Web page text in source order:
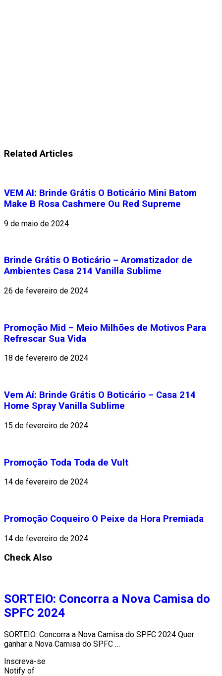
Related Articles
VEM AI: Brinde Grátis O Boticário Mini Batom
Make B Rosa Cashmere Ou Red Supreme
9 de maio de 2024
Brinde Grátis O Boticário – Aromatizador de
Ambientes Casa 214 Vanilla Sublime
26 de fevereiro de 2024
Promoção Mid – Meio Milhões de Motivos Para
Refrescar Sua Vida
18 de fevereiro de 2024
Vem Aí: Brinde Grátis O Boticário – Casa 214
Home Spray Vanilla Sublime
15 de fevereiro de 2024
Promoção Toda Toda de Vult
14 de fevereiro de 2024
Promoção Coqueiro O Peixe da Hora Premiada
14 de fevereiro de 2024
Check Also
SORTEIO: Concorra a Nova Camisa do
SPFC 2024
SORTEIO: Concorra a Nova Camisa do SPFC 2024 Quer
ganhar a Nova Camisa do SPFC …
Inscreva-se
Notify of